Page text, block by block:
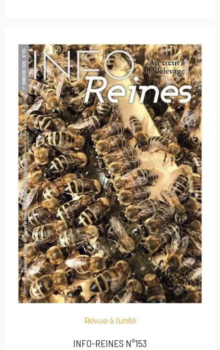
Revue à l’unité
INFO-REINES N°153